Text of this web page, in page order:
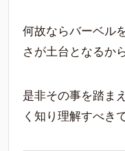
何故ならバーベル
さが土台となるか
是非その事を踏ま
く知り理解すべき